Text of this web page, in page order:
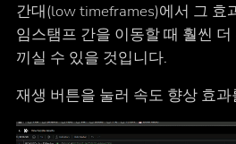
간대(low timeframes)에서 그 효
임스탬프 간을 이동할 때 훨씬
끼실 수 있을 것입니다.
재생 버튼을 눌러 속도 향상 효